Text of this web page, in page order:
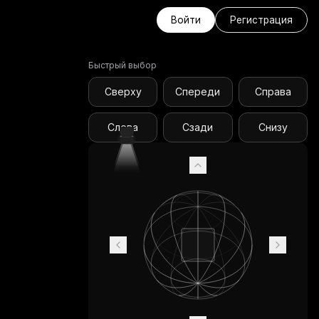
Войти Регистрация
Быстрый выбор
Сверху Спереди Справа
Слева Сзади Снизу